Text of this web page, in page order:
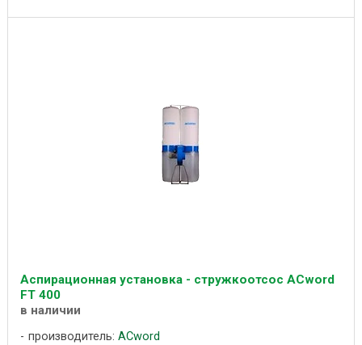
Аспирационная установка - стружкоотсос ACword
FT 400
в наличии
производитель: ACword